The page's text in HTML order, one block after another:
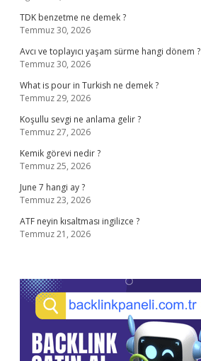
TDK benzetme ne demek ?
Temmuz 30, 2026
Avcı ve toplayıcı yaşam sürme hangi dönem ?
Temmuz 30, 2026
What is pour in Turkish ne demek ?
Temmuz 29, 2026
Koşullu sevgi ne anlama gelir ?
Temmuz 27, 2026
Kemik görevi nedir ?
Temmuz 25, 2026
June 7 hangi ay ?
Temmuz 23, 2026
ATF neyin kısaltması ingilizce ?
Temmuz 21, 2026